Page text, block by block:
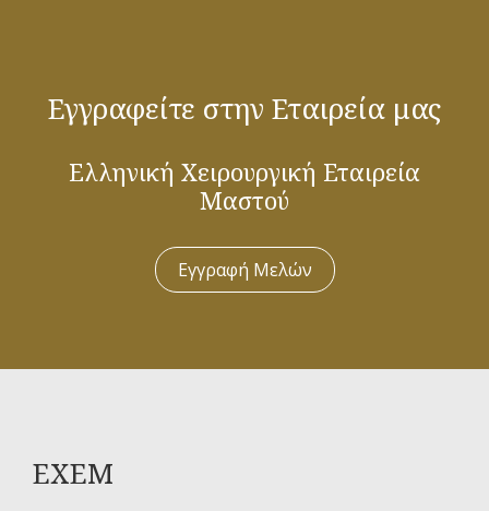
Εγγραφείτε στην Εταιρεία μας
Ελληνική Χειρουργική Εταιρεία
Μαστού
Εγγραφή Μελών
ΕΧΕΜ